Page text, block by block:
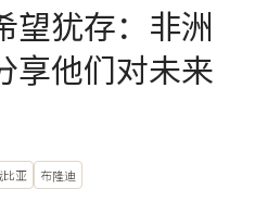
望犹存：非洲
享他们对未来
比亚 布隆迪